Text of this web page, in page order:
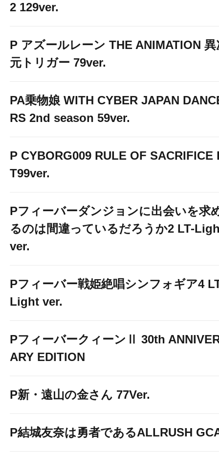
2 129ver.
P アズールレーン THE ANIMATION 異
元トリガー 79ver.
PA乗物娘 WITH CYBER JAPAN
RS 2nd season 59ver.
P CYBORG009 RULE OF SACRIFICE
T99ver.
Pフィーバーダンジョンに出会いを求
るのは間違っているだろうか2 LT-
ver.
Pフィーバー戦姫絶唱シンフォギア4
Light ver.
PフィーバークィーンⅡ 30th
ARY EDITION
P新・遠山の金さん 77Ver.
P結城友奈は勇者であるALLRUSH